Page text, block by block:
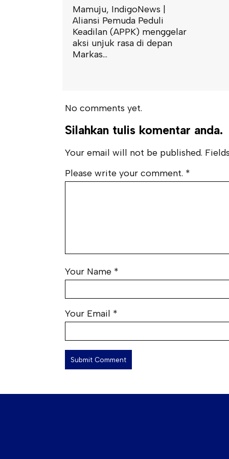
No comments yet.
Silahkan tulis komentar anda.
Your email will not be published.
Please write your comment. *
Your Name *
Your Email *